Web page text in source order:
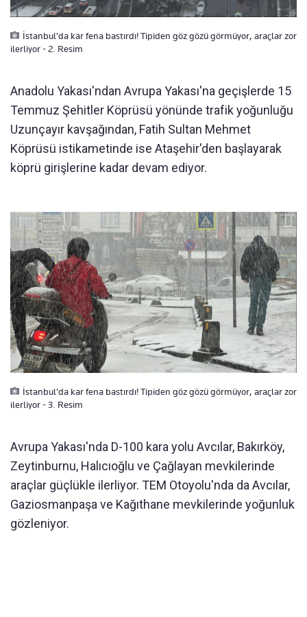
İstanbul'da kar fena bastırdı! Tipiden göz gözü görmüyor, araçlar zor
ilerliyor - 2. Resim
Anadolu Yakası'ndan Avrupa Yakası'na geçişlerde 15
Temmuz Şehitler Köprüsü yönünde trafik yoğunluğu
Uzunçayır kavşağından, Fatih Sultan Mehmet
Köprüsü istikametinde ise Ataşehir'den başlayarak
köprü girişlerine kadar devam ediyor.
İstanbul'da kar fena bastırdı! Tipiden göz gözü görmüyor, araçlar zor
ilerliyor - 3. Resim
Avrupa Yakası'nda D-100 kara yolu Avcılar, Bakırköy,
Zeytinburnu, Halıcıoğlu ve Çağlayan mevkilerinde
araçlar güçlükle ilerliyor. TEM Otoyolu'nda da Avcılar,
Gaziosmanpaşa ve Kağıthane mevkilerinde yoğunluk
gözleniyor.